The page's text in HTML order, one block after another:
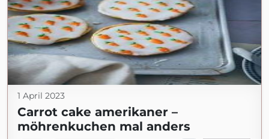
1 April 2023
Carrot cake amerikaner –
möhrenkuchen mal anders